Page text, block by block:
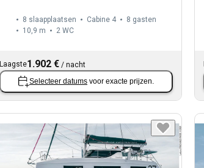
8 slaapplaatsen Cabine 4
8 gasten
10,9 m
2 WC
Laagste1.902 €/ nacht
Selecteer datums voor exacte prijzen.